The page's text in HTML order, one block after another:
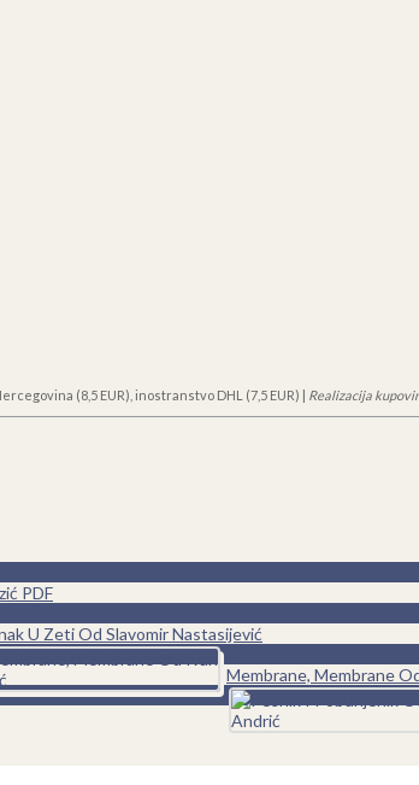
(8,5 EUR), inostranstvo DHL (7,5 EUR) | Realizacija
PDF
U Zeti Od Slavomir Nastasijević
Membrane, Membrane